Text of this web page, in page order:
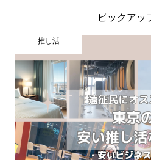
ピックアッ
推し活